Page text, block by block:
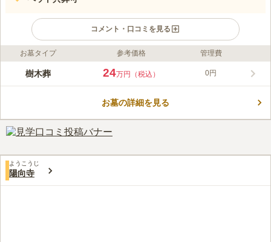
コメント・口コミを見る
ライフドット編集部のコメント
「雨間バス停」から徒歩約2分、首都圏中央連絡自動車道「あき
ナーの手で丁寧に造りあげられた花壇の下で眠れる樹木葬がフラ
つの部屋を家族だけで貸し切るタイプのお墓で、ペット共葬が可
能です。
口コミ評価
お墓タイプ 参考価格 管理費
樹木葬 24万円（税込） 0円
お墓の詳細を見る
ようこうじ
陽向寺